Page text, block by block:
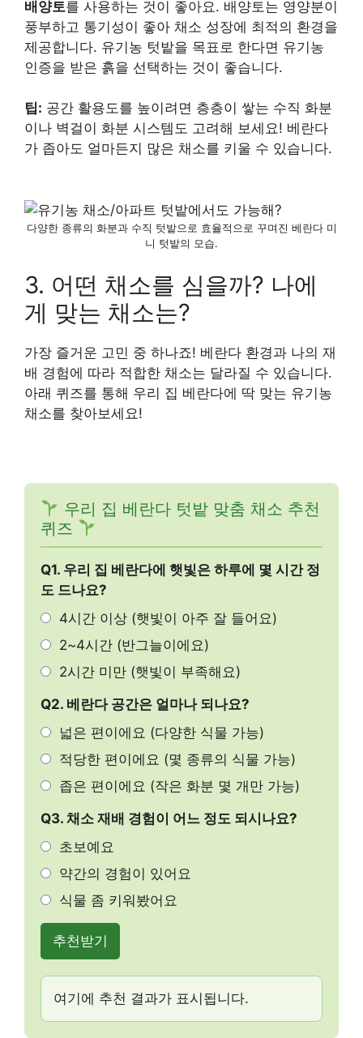
배양토를 사용하는 것이 좋아요. 배양토는 영양분이
풍부하고 통기성이 좋아 채소 성장에 최적의 환경을
제공합니다. 유기농 텃밭을 목표로 한다면 유기농
인증을 받은 흙을 선택하는 것이 좋습니다.
팁: 공간 활용도를 높이려면 층층이 쌓는 수직 화분
이나 벽걸이 화분 시스템도 고려해 보세요! 베란다
가 좁아도 얼마든지 많은 채소를 키울 수 있습니다.
다양한 종류의 화분과 수직 텃밭으로 효율적으로 꾸며진 베란다 미
니 텃밭의 모습.
3. 어떤 채소를 심을까? 나에
게 맞는 채소는?
가장 즐거운 고민 중 하나죠! 베란다 환경과 나의 재
배 경험에 따라 적합한 채소는 달라질 수 있습니다.
아래 퀴즈를 통해 우리 집 베란다에 딱 맞는 유기농
채소를 찾아보세요!
우리 집 베란다 텃밭 맞춤 채소 추천
퀴즈
Q1. 우리 집 베란다에 햇빛은 하루에 몇 시간 정
도 드나요?
4시간 이상 (햇빛이 아주 잘 들어요)
2~4시간 (반그늘이에요)
2시간 미만 (햇빛이 부족해요)
Q2. 베란다 공간은 얼마나 되나요?
넓은 편이에요 (다양한 식물 가능)
적당한 편이에요 (몇 종류의 식물 가능)
좁은 편이에요 (작은 화분 몇 개만 가능)
Q3. 채소 재배 경험이 어느 정도 되시나요?
초보예요
약간의 경험이 있어요
식물 좀 키워봤어요
추천받기
여기에 추천 결과가 표시됩니다.